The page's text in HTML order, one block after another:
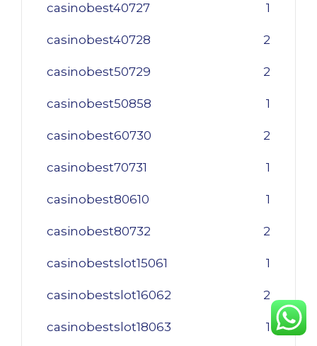
casinobest40727 1
casinobest40728 2
casinobest50729 2
casinobest50858 1
casinobest60730 2
casinobest70731 1
casinobest80610 1
casinobest80732 2
casinobestslot15061 1
casinobestslot16062 2
casinobestslot18063 1